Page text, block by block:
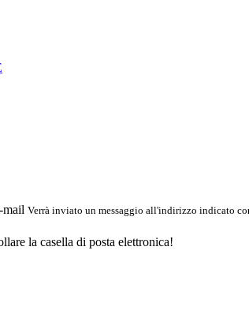
mail Verrà inviato un messaggio all'indirizzo indicato
la casella di posta elettronica!